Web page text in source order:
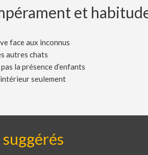
et
face aux inconnus
autres chats
pas la présence d’enfants
seulement